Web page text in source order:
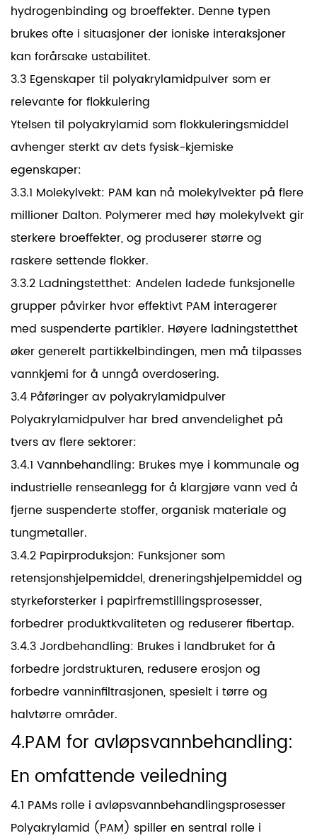
hydrogenbinding og broeffekter. Denne typen
brukes ofte i situasjoner der ioniske interaksjoner
kan forårsake ustabilitet.
3.3 Egenskaper til polyakrylamidpulver som er
relevante for flokkulering
Ytelsen til polyakrylamid som flokkuleringsmiddel
avhenger sterkt av dets fysisk-kjemiske
egenskaper:
3.3.1 Molekylvekt: PAM kan nå molekylvekter på flere
millioner Dalton. Polymerer med høy molekylvekt gir
sterkere broeffekter, og produserer større og
raskere settende flokker.
3.3.2 Ladningstetthet: Andelen ladede funksjonelle
grupper påvirker hvor effektivt PAM interagerer
med suspenderte partikler. Høyere ladningstetthet
øker generelt partikkelbindingen, men må tilpasses
vannkjemi for å unngå overdosering.
3.4 Påføringer av polyakrylamidpulver
Polyakrylamidpulver har bred anvendelighet på
tvers av flere sektorer:
3.4.1 Vannbehandling: Brukes mye i kommunale og
industrielle renseanlegg for å klargjøre vann ved å
fjerne suspenderte stoffer, organisk materiale og
tungmetaller.
3.4.2 Papirproduksjon: Funksjoner som
retensjonshjelpemiddel, dreneringshjelpemiddel og
styrkeforsterker i papirfremstillingsprosesser,
forbedrer produktkvaliteten og reduserer fibertap.
3.4.3 Jordbehandling: Brukes i landbruket for å
forbedre jordstrukturen, redusere erosjon og
forbedre vanninfiltrasjonen, spesielt i tørre og
halvtørre områder.
4.PAM for avløpsvannbehandling:
En omfattende veiledning
4.1 PAMs rolle i avløpsvannbehandlingsprosesser
Polyakrylamid (PAM) spiller en sentral rolle i